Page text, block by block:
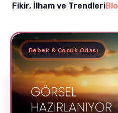
Fikir, İlham ve Trendleri
Bebek & Çocuk Odası